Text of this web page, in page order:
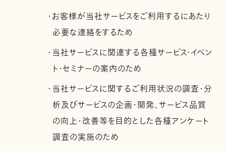
・お客様が当社サービスをご利用するにあたり
必要な連絡をするため
・当社サービスに関連する各種サービス・イベン
ト・セミナーの案内のため
・当社サービスに関するご利用状況の調査・分
析及びサービスの企画・開発、サービス品質
の向上・改善等を目的とした各種アンケート
調査の実施のため